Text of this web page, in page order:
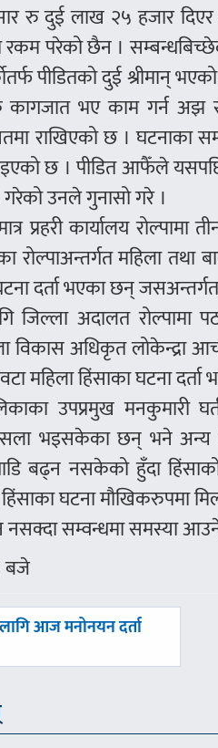
रु दुई लाख २५ हजार
परेको छैन । सम्बन्धबिच्छेद
पीडितको दुई श्रीमान्
भए काम गर्न अझ
राखिएको छ ।
छ । पीडित आफैँले
उनले गुनासो गरे ।
प्रहरी कार्यालय
रोल्पाअन्तर्गत महिला
दर्ता भएका छन्
जिल्ला अदालत रोल्पामा
विकास अधिकृत लोकेन्द्रा
महिला हिंसाका घटना
उपप्रमुख मनकुमारी
भइसकेका छन् भने अन्य
बढ्न नसकेको हुँदा
घटना मौखिकरुपमा
सम्वन्धमा समस्या
बजे
आज मनोनयन दर्ता